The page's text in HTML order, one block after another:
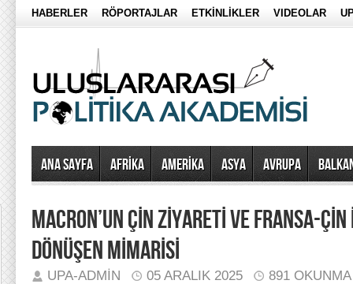
HABERLER RÖPORTAJLAR ETKİNLİKLER VIDEOLAR
Ana Sayfa AFRİKA AMERİKA ASYA AVRUPA
MACRON’UN ÇİN ZİYARETİ VE FRANSA-
DÖNÜŞEN MİMARİSİ
UPA-ADMIN 05 ARALIK 2025 891 OKUNMA